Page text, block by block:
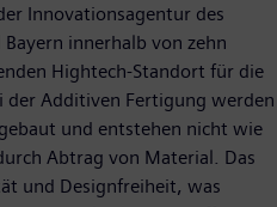
Innovationsagentur des
innerhalb von zehn
Hightech-Standort für die
der Additiven Fertigung werden
und entstehen nicht wie
Abtrag von Material. Das
und Designfreiheit, was